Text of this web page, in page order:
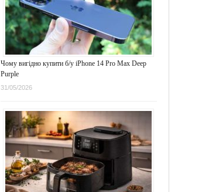
Чому вигідно купити б/у iPhone 14 Pro Max Deep
Purple
31/05/2026